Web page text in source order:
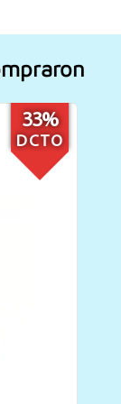
22%
DCTO